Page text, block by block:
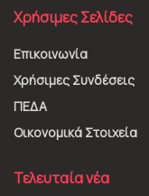
Χρήσιμες Σελίδες
Επικοινωνία
Χρήσιμες Συνδέσεις
ΠΕΔΑ
Οικονομικά Στοιχεία
Τελευταία νέα